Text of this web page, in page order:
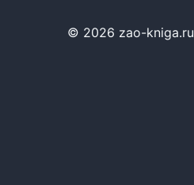
© 2026 zao-kniga.ru